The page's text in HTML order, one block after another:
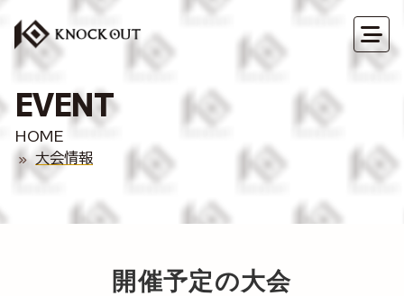
EVENT
HOME
大会情報
開催予定の大会